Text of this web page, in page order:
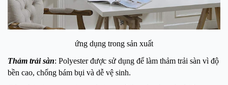
ứng dụng trong sản xuất
Thảm trải sàn: Polyester được sử dụng để làm thảm trải sàn vì độ
bền cao, chống bám bụi và dễ vệ sinh.